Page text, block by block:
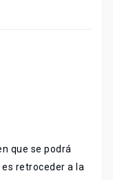
que se podrá
retroceder a la